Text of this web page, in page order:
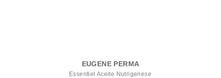
EUGENE PERMA
Essentiel Aceite Nutrigenese